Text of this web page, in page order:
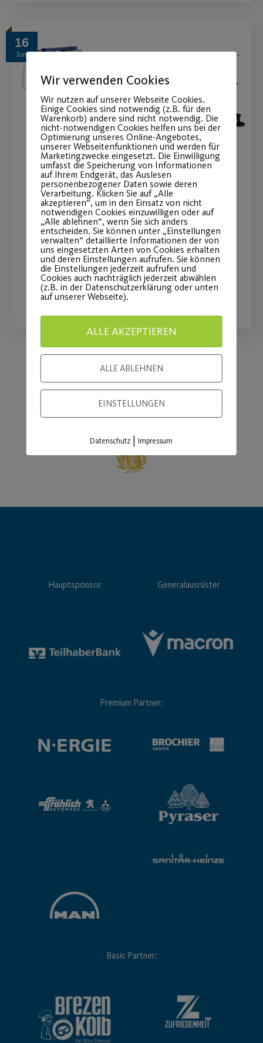
16
Juni
Outdoor-Fitnesspark wird
erneut erweitert
Der perfekte Ort für ihr Outdoor-
Training.
WEITERLESEN
Hauptsponsor Generalausrüster
Premium Partner:
Basic Partner:
Wir verwenden Cookies
Wir nutzen auf unserer Webseite Cookies.
Einige Cookies sind notwendig (z.B. für den
Warenkorb) andere sind nicht notwendig. Die
nicht-notwendigen Cookies helfen uns bei der
Optimierung unseres Online-Angebotes,
unserer Webseitenfunktionen und werden für
Marketingzwecke eingesetzt. Die Einwilligung
umfasst die Speicherung von Informationen
auf Ihrem Endgerät, das Auslesen
personenbezogener Daten sowie deren
Verarbeitung. Klicken Sie auf „Alle
akzeptieren“, um in den Einsatz von nicht
notwendigen Cookies einzuwilligen oder auf
„Alle ablehnen“, wenn Sie sich anders
entscheiden. Sie können unter „Einstellungen
verwalten“ detaillierte Informationen der von
uns eingesetzten Arten von Cookies erhalten
und deren Einstellungen aufrufen. Sie können
die Einstellungen jederzeit aufrufen und
Cookies auch nachträglich jederzeit abwählen
(z.B. in der Datenschutzerklärung oder unten
auf unserer Webseite).
ALLE AKZEPTIEREN
ALLE ABLEHNEN
EINSTELLUNGEN
Datenschutz |Impressum